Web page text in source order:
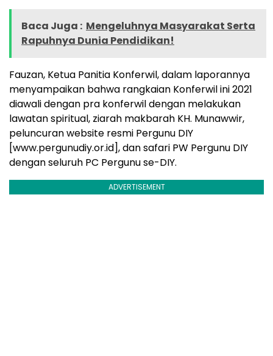
Baca Juga : Mengeluhnya Masyarakat Serta
Rapuhnya Dunia Pendidikan!
Fauzan, Ketua Panitia Konferwil, dalam laporannya
menyampaikan bahwa rangkaian Konferwil ini 2021
diawali dengan pra konferwil dengan melakukan
lawatan spiritual, ziarah makbarah KH. Munawwir,
peluncuran website resmi Pergunu DIY
[www.pergunudiy.or.id], dan safari PW Pergunu DIY
dengan seluruh PC Pergunu se-DIY.
ADVERTISEMENT